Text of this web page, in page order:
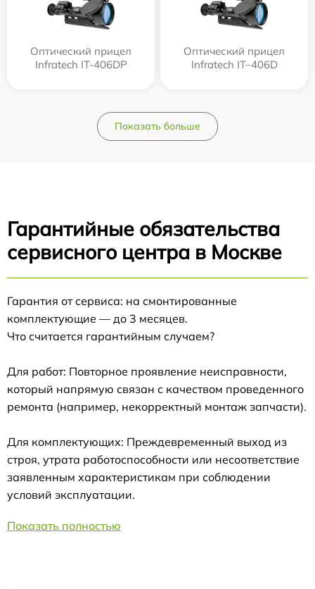
Оптический прицел
Infratech IT-406DP
Оптический прицел
Infratech IT–406D
Показать больше
Гарантийные обязательства
сервисного центра в Москве
Гарантия от сервиса: на смонтированные
комплектующие — до 3 месяцев.
Что считается гарантийным случаем?
Для работ: Повторное проявление неисправности,
который напрямую связан с качеством проведенного
ремонта (например, некорректный монтаж запчасти).
Для комплектующих: Преждевременный выход из
строя, утрата работоспособности или несоответствие
заявленным характеристикам при соблюдении
условий эксплуатации.
Показать полностью